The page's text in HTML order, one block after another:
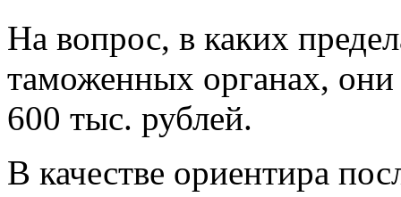
На вопрос, в каких
таможенных органах, они
600 тыс. рублей.
В качестве ориентира